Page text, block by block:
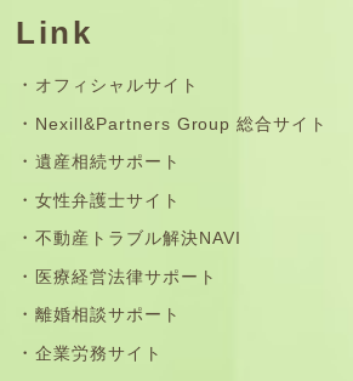
Link
オフィシャルサイト
Nexill&Partners Group 総合サイト
遺産相続サポート
女性弁護士サイト
不動産トラブル解決NAVI
医療経営法律サポート
離婚相談サポート
企業労務サイト